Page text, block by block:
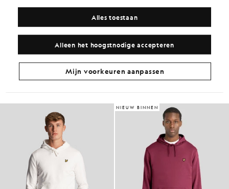
PRODUCTGEGEVENS
PRODUCTGESCHIKTHEID
Ga voor deze look
Stel een complete outfit samen met verfijnde kledingstukken die je
garderobe naar een hoger niveau tillen.
NIEUW BINNEN
Alleen het hoogstnodige accepteren
Alles toestaan
Mijn voorkeuren aanpassen